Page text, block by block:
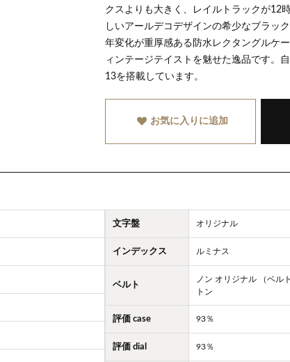
クスよりも大きく、レイルトラックが12
しいアールデコデザインの希少なブラッ
年変化が重厚感ある防水レクタングルケ
ィンテージテイストを魅せた逸品です。
13を搭載しています。
お気に入り に追加
文字盤 オリジナル
インデックス ルミナス
ベルト
ノン オリジナル （ベル
トン
評価 case 93％
評価 dial 93％